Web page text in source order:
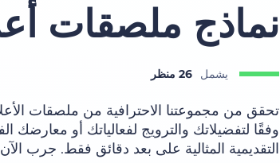
نماذج ملصقات
يشمل 26 منظر
تحقق من مجموعتنا الاحترافية من ملصقات
وفقًا لتفضيلاتك والترويج لفعالياتك أو
التقديمية المثالية على بعد دقائق فقط. جرب